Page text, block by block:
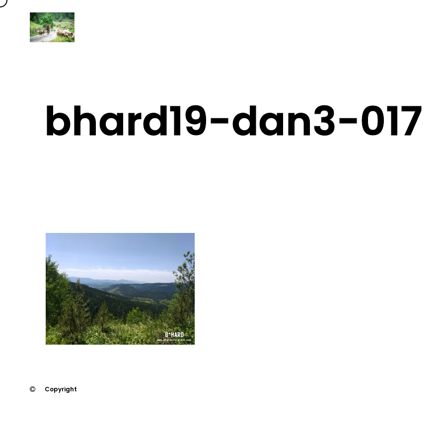
bhard19-dan3-017
Copyright